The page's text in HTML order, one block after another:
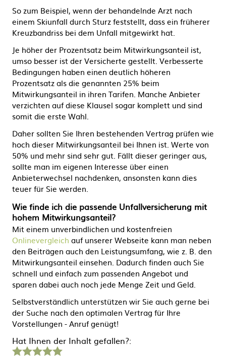
So zum Beispiel, wenn der behandelnde Arzt nach
einem Skiunfall durch Sturz feststellt, dass ein früherer
Kreuzbandriss bei dem Unfall mitgewirkt hat.
Je höher der Prozentsatz beim Mitwirkungsanteil ist,
umso besser ist der Versicherte gestellt. Verbesserte
Bedingungen haben einen deutlich höheren
Prozentsatz als die genannten 25% beim
Mitwirkungsanteil in ihren Tarifen. Manche Anbieter
verzichten auf diese Klausel sogar komplett und sind
somit die erste Wahl.
Daher sollten Sie Ihren bestehenden Vertrag prüfen wie
hoch dieser Mitwirkungsanteil bei Ihnen ist. Werte von
50% und mehr sind sehr gut. Fällt dieser geringer aus,
sollte man im eigenen Interesse über einen
Anbieterwechsel nachdenken, ansonsten kann dies
teuer für Sie werden.
Wie finde ich die passende Unfallversicherung mit
hohem Mitwirkungsanteil?
Mit einem unverbindlichen und kostenfreien
Onlinevergleich auf unserer Webseite kann man neben
den Beiträgen auch den Leistungsumfang, wie z. B. den
Mitwirkungsanteil einsehen. Dadurch finden auch Sie
schnell und einfach zum passenden Angebot und
sparen dabei auch noch jede Menge Zeit und Geld.
Selbstverständlich unterstützen wir Sie auch gerne bei
der Suche nach den optimalen Vertrag für Ihre
Vorstellungen - Anruf genügt!
Hat Ihnen der Inhalt gefallen?:
Stern Sterne Sterne Sterne Sterne